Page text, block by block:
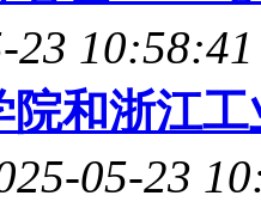
23 10:58:41
院和浙江
05-23